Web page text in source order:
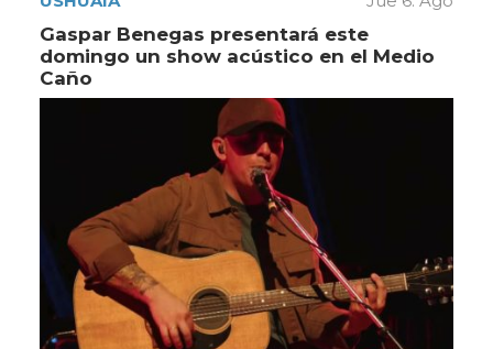
Gaspar Benegas presentará este
domingo un show acústico en el Medio
Caño